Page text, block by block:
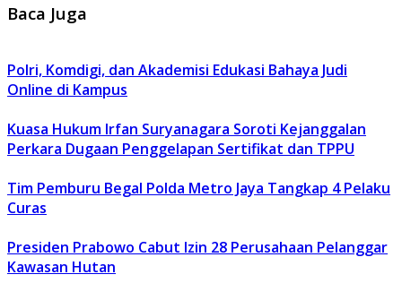
Baca Juga
Polri, Komdigi, dan Akademisi Edukasi Bahaya Judi
Online di Kampus
Kuasa Hukum Irfan Suryanagara Soroti Kejanggalan
Perkara Dugaan Penggelapan Sertifikat dan TPPU
Tim Pemburu Begal Polda Metro Jaya Tangkap 4 Pelaku
Curas
Presiden Prabowo Cabut Izin 28 Perusahaan Pelanggar
Kawasan Hutan